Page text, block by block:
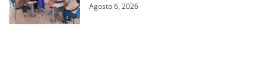
Agosto 6, 2026